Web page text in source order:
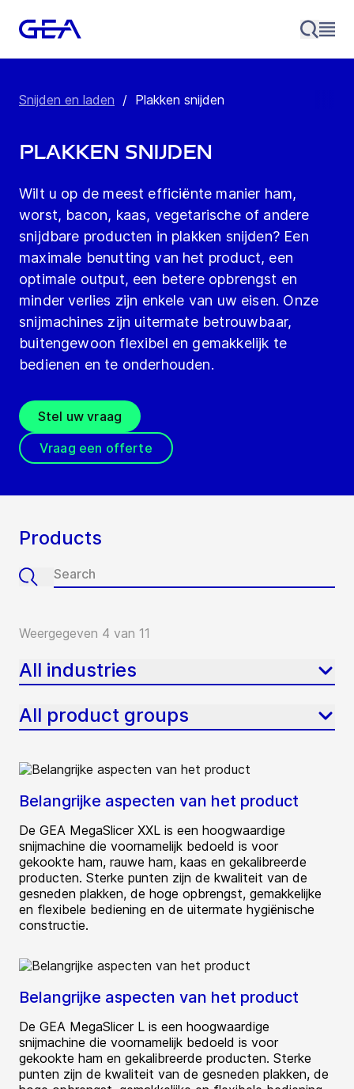
Snijden en laden / Plakken snijden
Plakken snijden
Wilt u op de meest efficiënte manier ham,
worst, bacon, kaas, vegetarische of andere
snijdbare producten in plakken snijden? Een
maximale benutting van het product, een
optimale output, een betere opbrengst en
minder verlies zijn enkele van uw eisen. Onze
snijmachines zijn uitermate betrouwbaar,
buitengewoon flexibel en gemakkelijk te
bedienen en te onderhouden.
Stel uw vraag
Vraag een offerte
Products
Weergegeven 4 van 11
All industries
All product groups
Belangrijke aspecten van het product
De GEA MegaSlicer XXL is een hoogwaardige
snijmachine die voornamelijk bedoeld is voor
gekookte ham, rauwe ham, kaas en gekalibreerde
producten. Sterke punten zijn de kwaliteit van de
gesneden plakken, de hoge opbrengst, gemakkelijke
en flexibele bediening en de uitermate hygiënische
constructie.
Belangrijke aspecten van het product
De GEA MegaSlicer L is een hoogwaardige
snijmachine die voornamelijk bedoeld is voor
gekookte ham en gekalibreerde producten. Sterke
punten zijn de kwaliteit van de gesneden plakken, de